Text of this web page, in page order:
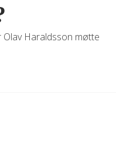
Olav Haraldsson møtte